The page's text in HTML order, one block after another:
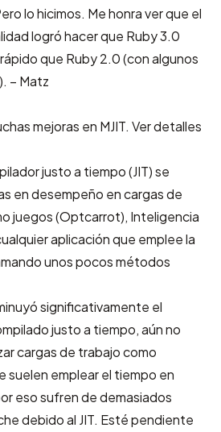
lo hicimos. Me honra ver que el
logró hacer que Ruby 3.0
que Ruby 2.0 (con algunos
– Matz
mejoras en MJIT. Ver detalles
justo a tiempo (JIT) se
en desempeño en cargas de
juegos (Optcarrot), Inteligencia
aplicación que emplee la
unos pocos métodos
significativamente el
justo a tiempo, aún no
cargas de trabajo como
suelen emplear el tiempo en
eso sufren de demasiados
debido al JIT. Esté pendiente